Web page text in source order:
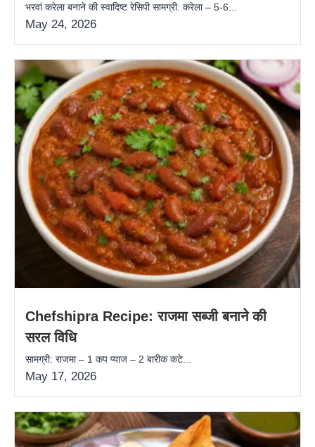
भरवां करेला बनाने की स्वादिष्ट रेसिपी सामग्री: करेला – 5-6...
May 24, 2026
Chefshipra Recipe: राजमा सब्जी बनाने की
सरल विधि
सामग्री: राजमा – 1 कप प्याज – 2 बारीक कटे...
May 17, 2026